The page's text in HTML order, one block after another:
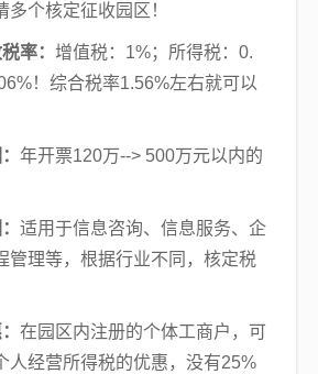
多个核定征收园区！
率：增值税：1%；所得税：0.
！综合税率1.56%左右就可以
年开票120万--> 500万元以内的
适用于信息咨询、信息服务、企
管理等，根据行业不同，核定税
在园区内注册的个体工商户，可
人经营所得税的优惠，没有25%